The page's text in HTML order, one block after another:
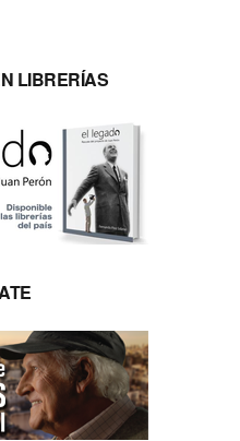
LIBRERÍAS